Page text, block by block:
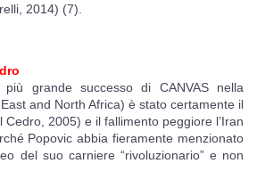
2014) (7).
grande successo di CANVAS nella
and North Africa) è stato certamente il
Cedro, 2005) e il fallimento peggiore l’Iran
Popovic abbia fieramente menzionato
del suo carniere “rivoluzionario” e non